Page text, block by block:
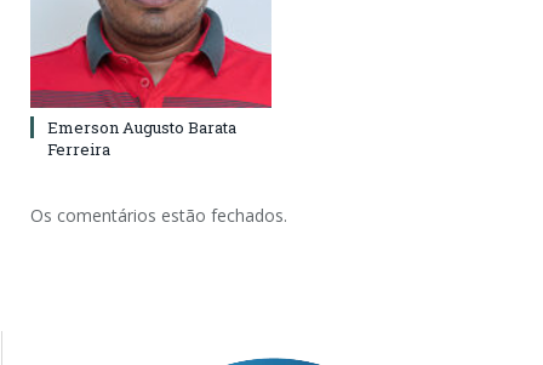
Emerson Augusto Barata
Ferreira
Os comentários estão fechados.